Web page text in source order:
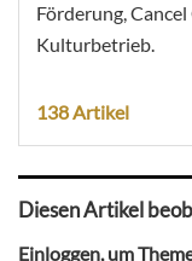
Förderung,
Kulturbetrieb.
138 Artikel
Diesen Artikel
Einloggen, um